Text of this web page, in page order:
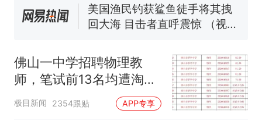
140多朵
美国渔民钓获鲨鱼徒手将其拽
回大海 目击者直呼震惊 （视频
官方通报
热
那个在床头放菜刀的女孩，
因老师一句“跟我回家”改写了
人生
佛山一中学招聘物理教
师，笔试前13名均遭淘
汰？教育局：已叫停招
聘，成立调查组全面核查
极目新闻 2354跟贴 APP专享